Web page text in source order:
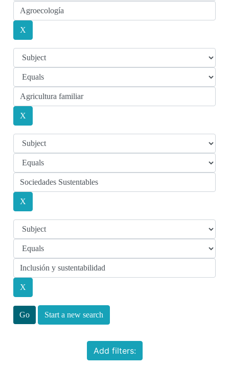
Start a new search
Add filters: